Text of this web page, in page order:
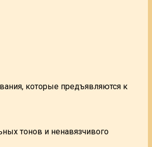
которые предъявляются к
тонов и ненавязчивого